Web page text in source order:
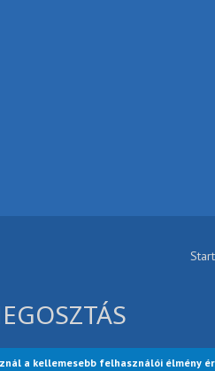
a kellemesebb felhasználói élmény